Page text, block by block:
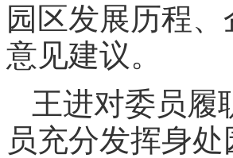
园区发展历程
意见建议。
王进对委员履
员充分发挥身